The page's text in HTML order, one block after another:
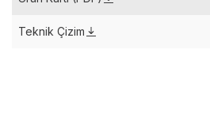
Teknik Çizim